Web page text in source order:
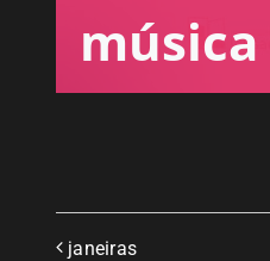
música
janeiras